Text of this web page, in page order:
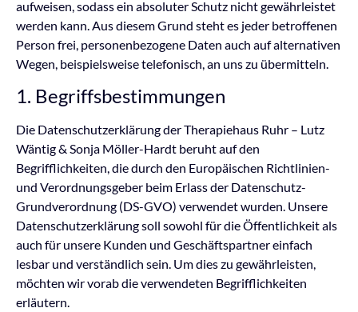
aufweisen, sodass ein absoluter Schutz nicht gewährleistet
werden kann. Aus diesem Grund steht es jeder betroffenen
Person frei, personenbezogene Daten auch auf alternativen
Wegen, beispielsweise telefonisch, an uns zu übermitteln.
1. Begriffsbestimmungen
Die Datenschutzerklärung der Therapiehaus Ruhr – Lutz
Wäntig & Sonja Möller-Hardt beruht auf den
Begrifflichkeiten, die durch den Europäischen Richtlinien-
und Verordnungsgeber beim Erlass der Datenschutz-
Grundverordnung (DS-GVO) verwendet wurden. Unsere
Datenschutzerklärung soll sowohl für die Öffentlichkeit als
auch für unsere Kunden und Geschäftspartner einfach
lesbar und verständlich sein. Um dies zu gewährleisten,
möchten wir vorab die verwendeten Begrifflichkeiten
erläutern.